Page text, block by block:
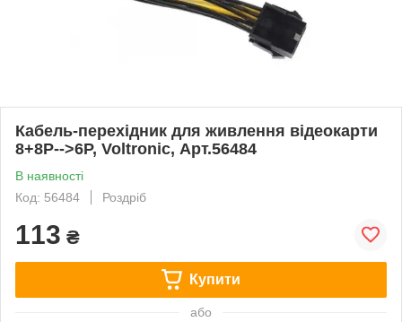
Кабель-перехідник для живлення відеокарти
8+8P-->6P, Voltronic, Арт.56484
В наявності
Код: 56484
Роздріб
113 ₴
Купити
або